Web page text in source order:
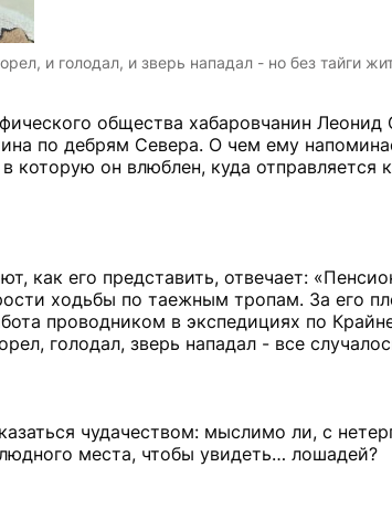
и голодал, и зверь нападал - но без тайги
общества хабаровчанин
по дебрям Севера. О чем ему
которую он влюблен, куда
как его представить, отвечает:
ходьбы по таежным тропам. За его
проводником в экспедициях по
голодал, зверь нападал - все
чудачеством: мыслимо ли, с
места, чтобы увидеть… лошадей?